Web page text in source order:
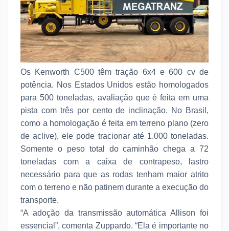
Os Kenworth C500 têm tração 6x4 e 600 cv de
potência. Nos Estados Unidos estão homologados
para 500 toneladas, avaliação que é feita em uma
pista com três por cento de inclinação. No Brasil,
como a homologação é feita em terreno plano (zero
de aclive), ele pode tracionar até 1.000 toneladas.
Somente o peso total do caminhão chega a 72
toneladas com a caixa de contrapeso, lastro
necessário para que as rodas tenham maior atrito
com o terreno e não patinem durante a execução do
transporte.
“A adoção da transmissão automática Allison foi
essencial”, comenta Zuppardo. “Ela é importante no